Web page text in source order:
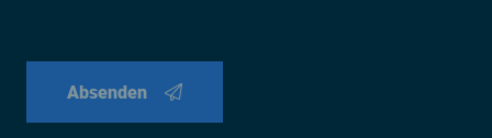
Absenden